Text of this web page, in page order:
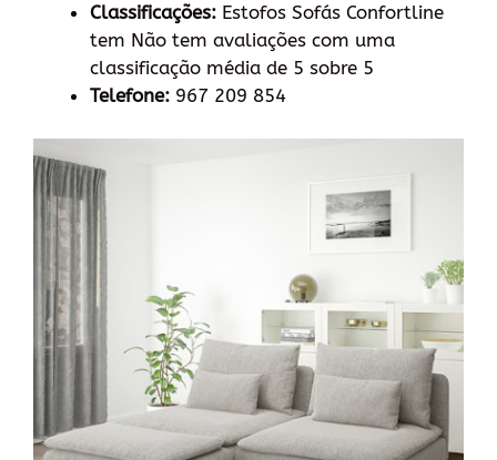
Classificações: Estofos Sofás Confortline
tem Não tem avaliações com uma
classificação média de 5 sobre 5
Telefone: 967 209 854